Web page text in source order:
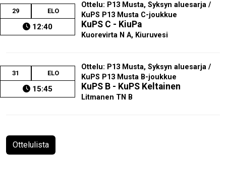
29 ELO
12:40
Ottelu: P13 Musta, Syksyn aluesarja /
KuPS P13 Musta C-joukkue
KuPS C - KiuPa
Kuorevirta N A, Kiuruvesi
31 ELO
15:45
Ottelu: P13 Musta, Syksyn aluesarja /
KuPS P13 Musta B-joukkue
KuPS B - KuPS Keltainen
Litmanen TN B
Ottelulista